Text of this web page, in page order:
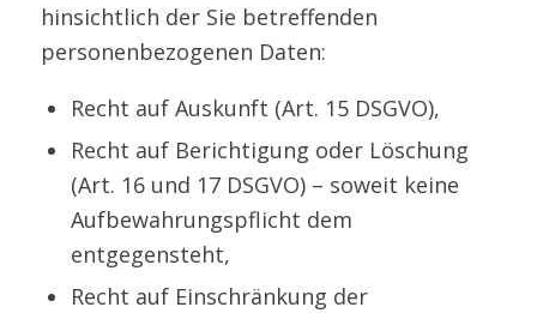
hinsichtlich der Sie betreffenden
personenbezogenen Daten:
Recht auf Auskunft (Art. 15 DSGVO),
Recht auf Berichtigung oder Löschung
(Art. 16 und 17 DSGVO) – soweit keine
Aufbewahrungspflicht dem
entgegensteht,
Recht auf Einschränkung der